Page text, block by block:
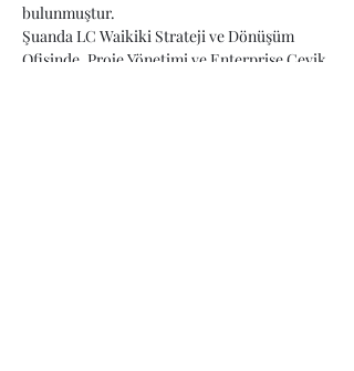
bulunmuştur.
Şuanda LC Waikiki Strateji ve Dönüşüm
Ofisinde, Proje Yönetimi ve Enterprise Çevik